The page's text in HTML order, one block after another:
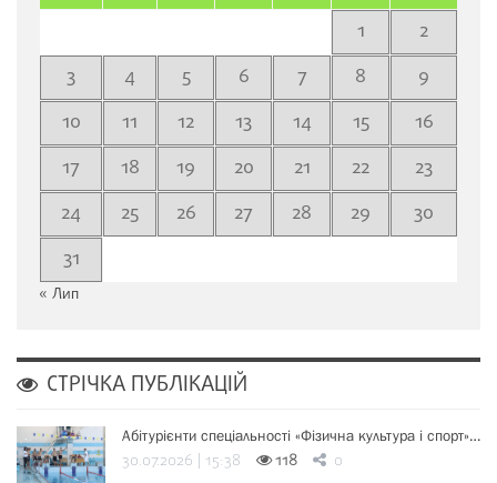
1
2
3
4 5 6 7 8
9
10
11 12 13 14 15
16
17
18 19 20 21 22
23
24
25 26 27 28 29
30
31
« Лип
СТРІЧКА ПУБЛІКАЦІЙ
Абітурієнти спеціальності «Фізична культура і спорт»…
30.07.2026 | 15:38 118 0